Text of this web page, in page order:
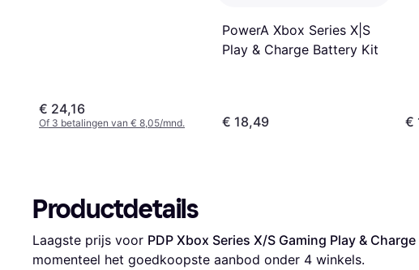
€ 24,16
Of 3 betalingen van € 8,05/mnd.
PowerA Xbox Series X|S
Play & Charge Battery Kit
€ 18,49 €
Productdetails
Laagste prijs voor PDP Xbox Series X/S Gaming Play &
momenteel het goedkoopste aanbod onder 4 winkels.